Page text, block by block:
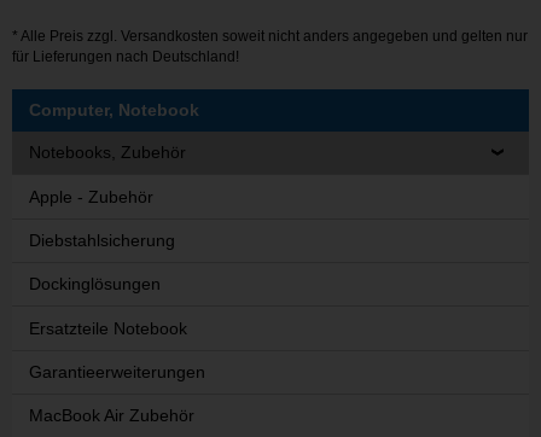
* Alle Preis zzgl. Versandkosten soweit nicht anders angegeben und gelten nur
für Lieferungen nach Deutschland!
Computer, Notebook
Notebooks, Zubehör
Apple - Zubehör
Diebstahlsicherung
Dockinglösungen
Ersatzteile Notebook
Garantieerweiterungen
MacBook Air Zubehör